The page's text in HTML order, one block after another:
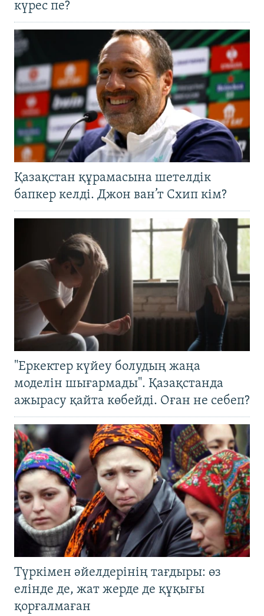
күрес пе?
Қазақстан құрамасына шетелдік
бапкер келді. Джон ван’т Схип кім?
"Еркектер күйеу болудың жаңа
моделін шығармады". Қазақстанда
ажырасу қайта көбейді. Оған не себеп?
Түркімен әйелдерінің тағдыры: өз
елінде де, жат жерде де құқығы
қорғалмаған